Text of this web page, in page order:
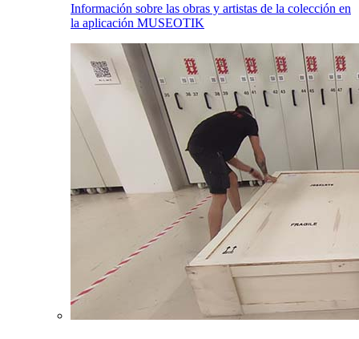
Información sobre las obras y artistas de la colección en
la aplicación MUSEOTIK